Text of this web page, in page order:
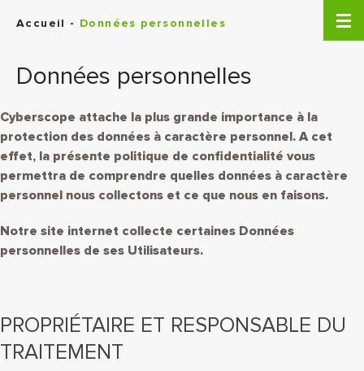
Accueil - Données personnelles
Données personnelles
Cyberscope attache la plus grande importance à la
protection des données à caractère personnel. A cet
effet, la présente politique de confidentialité vous
permettra de comprendre quelles données à caractère
personnel nous collectons et ce que nous en faisons.
Notre site internet collecte certaines Données
personnelles de ses Utilisateurs.
PROPRIÉTAIRE ET RESPONSABLE DU
TRAITEMENT